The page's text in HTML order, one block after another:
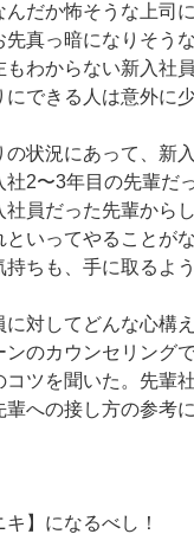
んだか怖そうな上司
先真っ暗になりそう
わからない新入社
できる人は意外に少
の状況にあって、新
社2〜3年目の先輩だ
社員だった先輩から
といってやることが
ちも、手に取るよ
に対してどんな心構
ンのカウンセリング
コツを聞いた。先輩
への接し方の参考
】になるべし！